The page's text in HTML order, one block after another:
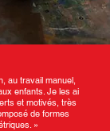
au travail manuel,
enfants. Je les ai
et motivés, très
de formes
»